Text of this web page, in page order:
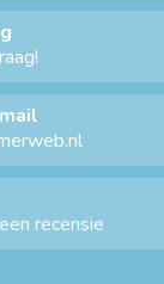
lattenbodem 80x200
recensie